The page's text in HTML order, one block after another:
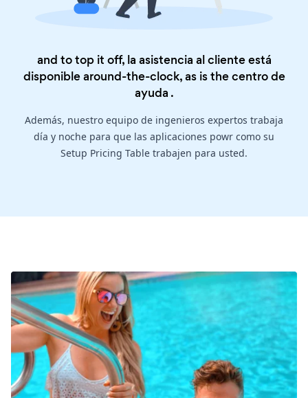
and to top it off, la asistencia al cliente está
disponible around-the-clock, as is thecentro de
ayuda .
Además, nuestro equipo de ingenieros expertos trabaja
día y noche para que las aplicaciones powr como su
Setup Pricing Table trabajen para usted.